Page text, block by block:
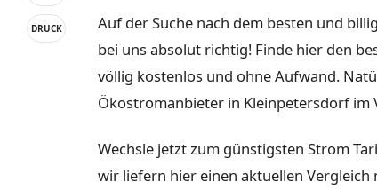
DRUCK
Auf der Suche nach dem besten und
bei uns absolut richtig! Finde hier den
völlig kostenlos und ohne Aufwand.
Ökostromanbieter in Kleinpetersdorf im
Wechsle jetzt zum günstigsten Strom
wir liefern hier einen aktuellen